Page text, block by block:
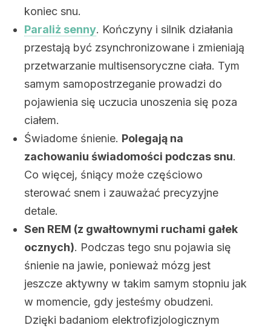
koniec snu.
Paraliż senny. Kończyny i silnik działania
przestają być zsynchronizowane i zmieniają
przetwarzanie multisensoryczne ciała. Tym
samym samopostrzeganie prowadzi do
pojawienia się uczucia unoszenia się poza
ciałem.
Świadome śnienie. Polegają na
zachowaniu świadomości podczas snu.
Co więcej, śniący może częściowo
sterować snem i zauważać precyzyjne
detale.
Sen REM (z gwałtownymi ruchami gałek
ocznych). Podczas tego snu pojawia się
śnienie na jawie, ponieważ mózg jest
jeszcze aktywny w takim samym stopniu jak
w momencie, gdy jesteśmy obudzeni.
Dzięki badaniom elektrofizjologicznym